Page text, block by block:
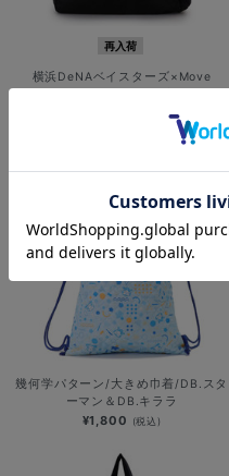
再入荷
横浜DeNAベイスターズ×Move
幾何学パターン/大きめ巾着/DB.スタ
ーマン＆DB.キララ
¥1,800 (税込)